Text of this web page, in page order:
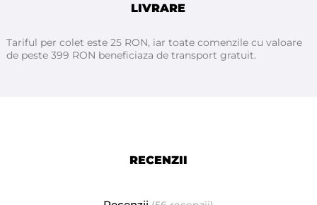
LIVRARE
Tariful per colet este 25 RON, iar toate comenzile cu valoare
de peste 399 RON beneficiaza de transport gratuit.
RECENZII